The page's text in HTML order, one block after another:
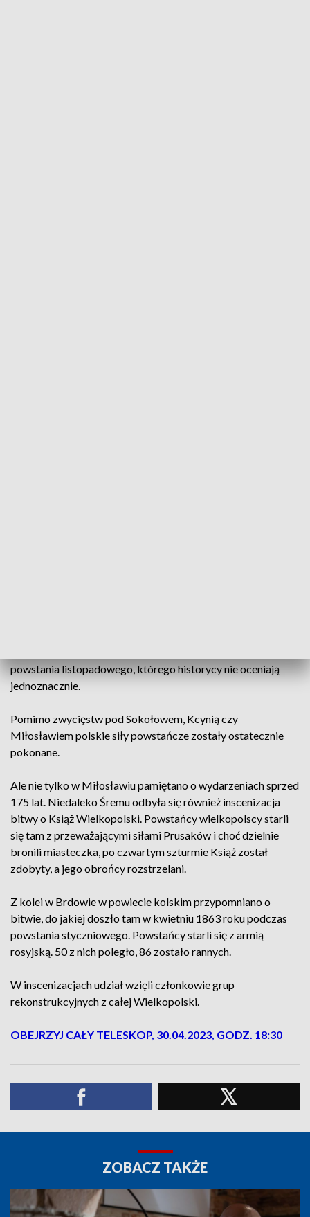
powstania listopadowego, którego historycy nie oceniają
jednoznacznie.
Pomimo zwycięstw pod Sokołowem, Kcynią czy
Miłosławiem polskie siły powstańcze zostały ostatecznie
pokonane.
Ale nie tylko w Miłosławiu pamiętano o wydarzeniach sprzed
175 lat. Niedaleko Śremu odbyła się również inscenizacja
bitwy o Książ Wielkopolski. Powstańcy wielkopolscy starli
się tam z przeważającymi siłami Prusaków i choć dzielnie
bronili miasteczka, po czwartym szturmie Książ został
zdobyty, a jego obrońcy rozstrzelani.
Z kolei w Brdowie w powiecie kolskim przypomniano o
bitwie, do jakiej doszło tam w kwietniu 1863 roku podczas
powstania styczniowego. Powstańcy starli się z armią
rosyjską. 50 z nich poległo, 86 zostało rannych.
W inscenizacjach udział wzięli członkowie grup
rekonstrukcyjnych z całej Wielkopolski.
OBEJRZYJ CAŁY TELESKOP, 30.04.2023, GODZ. 18:30
ZOBACZ TAKŻE